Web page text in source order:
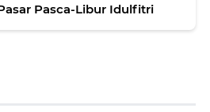
Pasca-Libur Idulfitri